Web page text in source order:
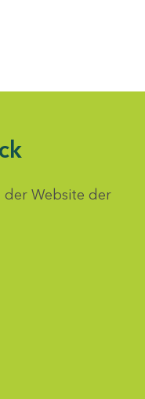
der Website der
auswählen